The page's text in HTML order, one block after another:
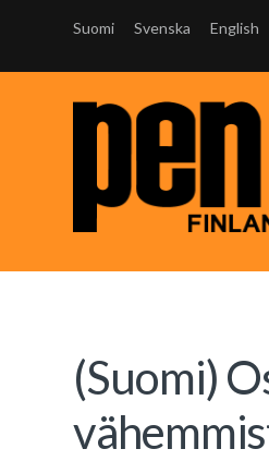
Suomi Svenska English
(Suomi)